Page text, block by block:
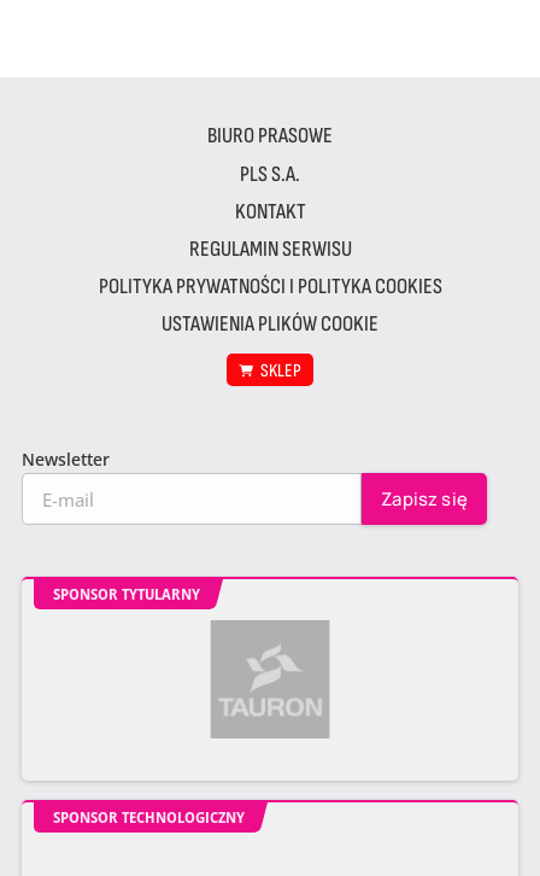
BIURO PRASOWE
PLS S.A.
KONTAKT
REGULAMIN SERWISU
POLITYKA PRYWATNOŚCI I POLITYKA COOKIES
USTAWIENIA PLIKÓW COOKIE
SKLEP
Newsletter
SPONSOR TYTULARNY
SPONSOR TECHNOLOGICZNY